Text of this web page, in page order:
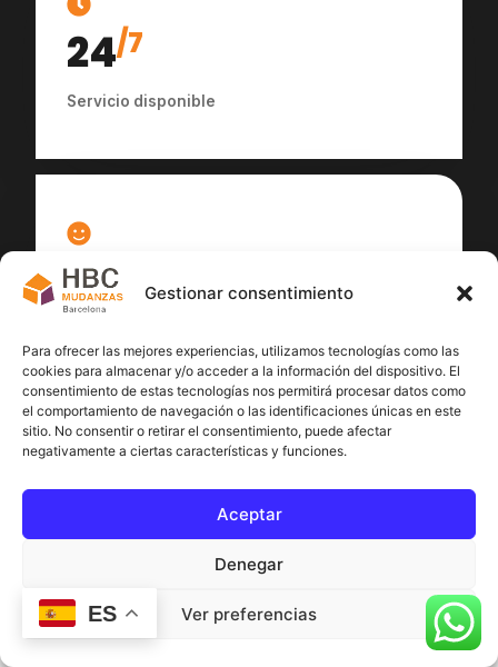
Gestionar consentimiento
Para ofrecer las mejores experiencias, utilizamos tecnologías como las
cookies para almacenar y/o acceder a la información del dispositivo. El
consentimiento de estas tecnologías nos permitirá procesar datos como
el comportamiento de navegación o las identificaciones únicas en este
sitio. No consentir o retirar el consentimiento, puede afectar
negativamente a ciertas características y funciones.
Aceptar
Denegar
Ver preferencias
24/7
Servicio disponible
100
ES